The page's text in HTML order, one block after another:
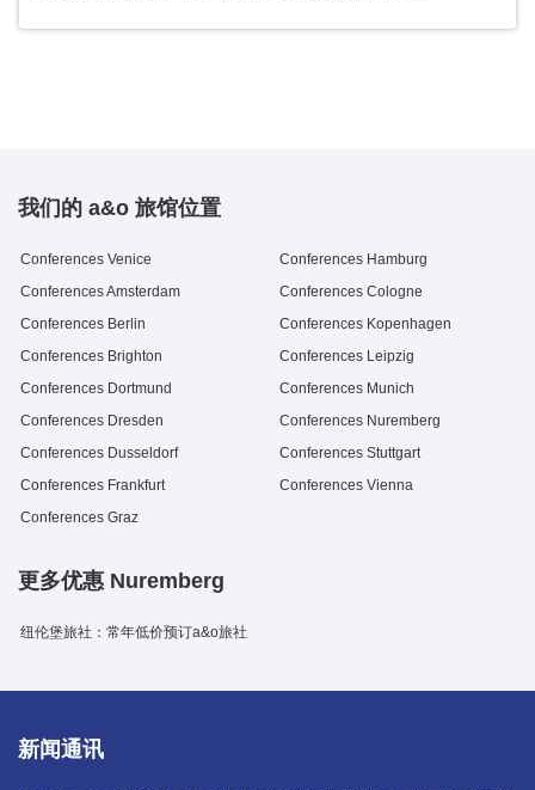
我们的 a&o 旅馆位置
Conferences Venice
Conferences Amsterdam
Conferences Berlin
Conferences Brighton
Conferences Dortmund
Conferences Dresden
Conferences Dusseldorf
Conferences Frankfurt
Conferences Graz
Conferences Hamburg
Conferences Cologne
Conferences Kopenhagen
Conferences Leipzig
Conferences Munich
Conferences Nuremberg
Conferences Stuttgart
Conferences Vienna
更多优惠 Nuremberg
纽伦堡旅社：常年低价预订a&o旅社
新闻通讯